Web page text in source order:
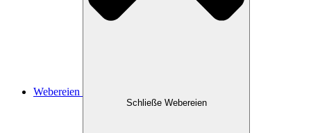
Webereien
Schließe Webereien